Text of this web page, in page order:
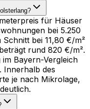
für Häuser
bei 5.250
bei 11,80 €/m²
rund 820 €/m².
Bayern-Vergleich
Innerhalb des
je nach Mikrolage,